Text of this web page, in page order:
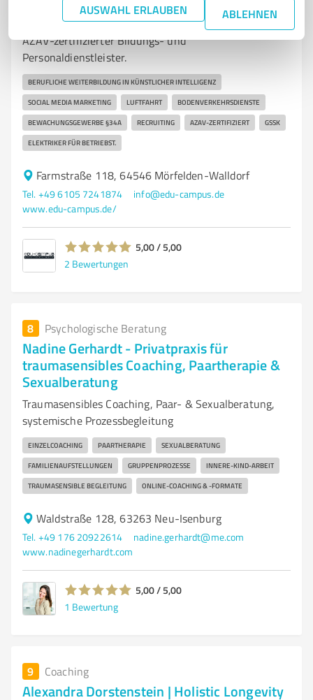
AUSWAHL ERLAUBEN ABLEHNEN
edu-campus
AZAV-zertifizierter Bildungs- und
Personaldienstleister.
BERUFLICHE WEITERBILDUNG IN KÜNSTLICHER INTELLIGENZ
SOCIAL MEDIA MARKETING LUFTFAHRT BODENVERKEHRSDIENSTE
BEWACHUNGSGEWERBE §34A RECRUITING AZAV-ZERTIFIZIERT GSSK
ELEKTRIKER FÜR BETRIEBST.
Farmstraße 118, 64546 Mörfelden-Walldorf
Tel. +49 6105 7241874
info@edu-campus.de
www.edu-campus.de/
5,00 / 5,00
2 Bewertungen
8 Psychologische Beratung
Nadine Gerhardt - Privatpraxis für
traumasensibles Coaching, Paartherapie &
Sexualberatung
Traumasensibles Coaching, Paar- & Sexualberatung,
systemische Prozessbegleitung
EINZELCOACHING PAARTHERAPIE SEXUALBERATUNG
FAMILIENAUFSTELLUNGEN GRUPPENPROZESSE INNERE-KIND-ARBEIT
TRAUMASENSIBLE BEGLEITUNG ONLINE-COACHING & -FORMATE
Waldstraße 128, 63263 Neu-Isenburg
Tel. +49 176 20922614
nadine.gerhardt@me.com
www.nadinegerhardt.com
5,00 / 5,00
1 Bewertung
9 Coaching
Alexandra Dorstenstein | Holistic Longevity